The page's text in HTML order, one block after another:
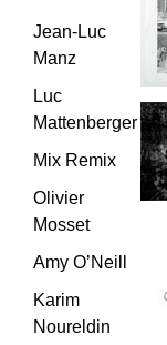
Jean-Luc
Manz
Luc
Mattenberger
Mix Remix
Olivier
Mosset
Amy O’Neill
Karim
Noureldin